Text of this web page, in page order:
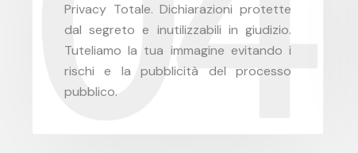
Privacy Totale. Dichiarazioni protette
dal segreto e inutilizzabili in giudizio.
Tuteliamo la tua immagine evitando i
rischi e la pubblicità del processo
pubblico.